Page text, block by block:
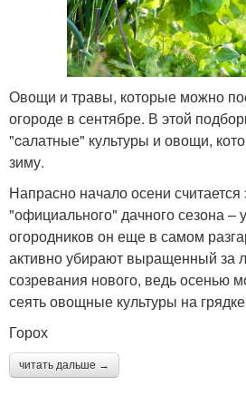
Овощи и травы, которые можно
огороде в сентябре. В этой
"cалатные" культуры и овощи,
зиму.
Напрасно начало осени
"официального" дачного сезона –
огородников он еще в самом
активно убирают выращенный за
созревания нового, ведь осенью
сеять овощные культуры на
Горох
читать дальше →